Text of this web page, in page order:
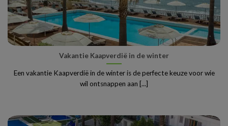
Vakantie Kaapverdië in de winter
Een vakantie Kaapverdië in de winter is de perfecte keuze voor wie
wil ontsnappen aan [...]